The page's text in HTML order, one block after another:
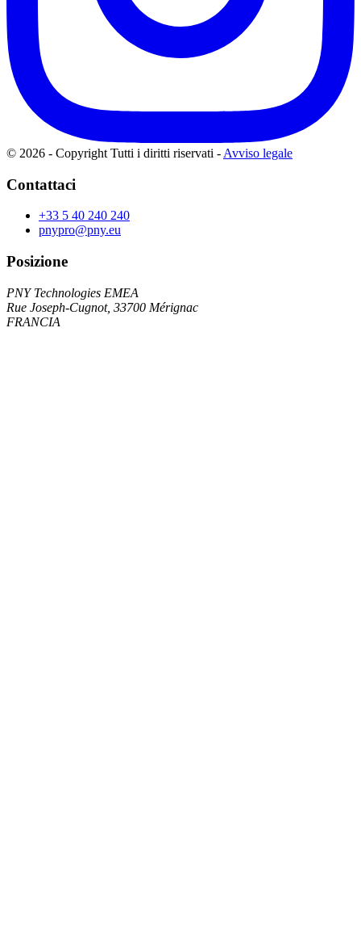
© 2026 - Copyright Tutti i diritti riservati - Avviso legale
Contattaci
+33 5 40 240 240
pnypro@pny.eu
Posizione
PNY Technologies EMEA
Rue Joseph-Cugnot, 33700 Mérignac
FRANCIA